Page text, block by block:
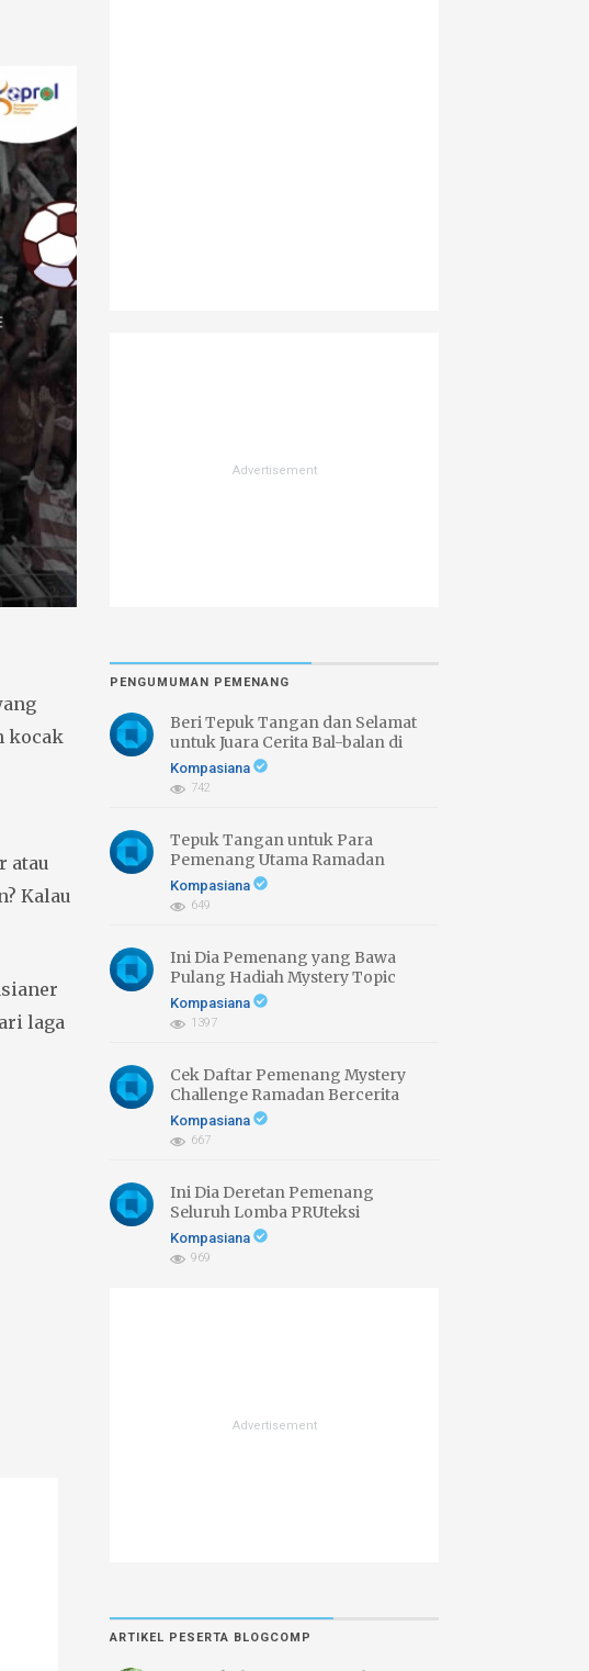
kocak
atau
Kalau
laga
PENGUMUMAN PEMENANG
Beri Tepuk Tangan dan Selamat
untuk Juara Cerita Bal-balan di
Daerahmu
Kompasiana
742
Tepuk Tangan untuk Para
Pemenang Utama Ramadan
Bercerita 2026
Kompasiana
649
Ini Dia Pemenang yang Bawa
Pulang Hadiah Mystery Topic
Ramadan Bercerita 2026
Kompasiana
1397
Cek Daftar Pemenang Mystery
Challenge Ramadan Bercerita
2026 di Sini
Kompasiana
667
Ini Dia Deretan Pemenang
Seluruh Lomba PRUteksi
Finansial, Bahagia Kemudian!
Kompasiana
969
ARTIKEL PESERTA BLOGCOMP